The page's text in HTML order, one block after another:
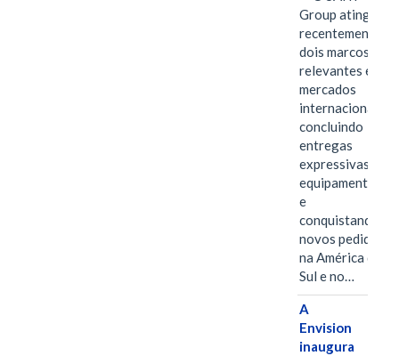
Group atingiu
recentemente
dois marcos
relevantes em
mercados
internacionais,
concluindo
entregas
expressivas de
equipamentos
e
conquistando
novos pedidos
na América do
Sul e no…
A
Envision
inaugura